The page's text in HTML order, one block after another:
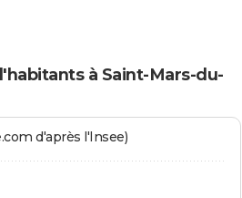
à Saint-Mars-du-
d'après l'Insee)